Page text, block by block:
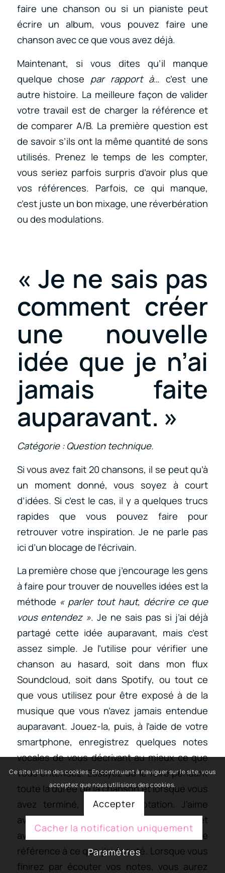
faire une chanson ou si un pianiste peut
écrire un album, vous pouvez faire une
chanson avec ce que vous avez déjà.
Maintenant, si vous dites qu’il manque
quelque chose par rapport à… c’est une
autre histoire. La meilleure façon de valider
votre travail est de charger la référence et
de comparer A/B. La première question est
de savoir s’ils ont la même quantité de sons
utilisés. Prenez le temps de les compter,
vous seriez parfois surpris d’avoir plus que
vos références. Parfois, ce qui manque,
c’est juste un bon mixage, une réverbération
ou des modulations.
« Je ne sais pas
comment créer
une nouvelle
idée que je n’ai
jamais faite
auparavant. »
Catégorie : Question technique.
Si vous avez fait 20 chansons, il se peut qu’à
un moment donné, vous soyez à court
d’idées. Si c’est le cas, il y a quelques trucs
rapides que vous pouvez faire pour
retrouver votre inspiration. Je ne parle pas
ici d’un blocage de l’écrivain.
La première chose que j’encourage les gens
à faire pour trouver de nouvelles idées est la
méthode « parler tout haut, décrire ce que
vous entendez ». Je ne sais pas si j’ai déjà
partagé cette idée auparavant, mais c’est
assez simple. Je l’utilise pour vérifier une
chanson au hasard, soit dans mon flux
Soundcloud, soit dans Spotify, ou tout ce
que vous utilisez pour être exposé à de la
musique que vous n’avez jamais entendue
auparavant. Jouez-la, puis, à l’aide de votre
smartphone, enregistrez quelques notes
vocales de vous décrivant au mieux ce que
vous entendez. Essayez de le faire pendant
toute la durée de la chanson et lorsque vous
avez terminé, arrêtez l’annotation. J’aime
avoir un tas de pistes décrites comme ça et
avoir des notes vocales sans aucune
référence à ce que j’ai écouté. Lorsque vous
finirez par écouter vos notes, vous aurez
Ce site utilise des cookies. En continuant à naviguer sur le site, vous
acceptez que nous utilisions des cookies.
Accepter
Cacher la notification uniquement
Paramètres